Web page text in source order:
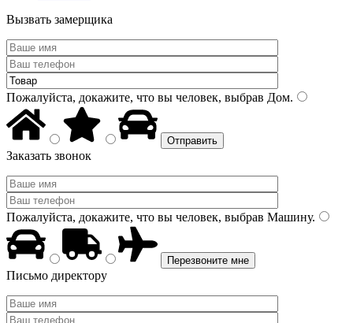
Вызвать замерщика
Пожалуйста, докажите, что вы человек, выбрав Дом.
Заказать звонок
Пожалуйста, докажите, что вы человек, выбрав Машину.
Письмо директору